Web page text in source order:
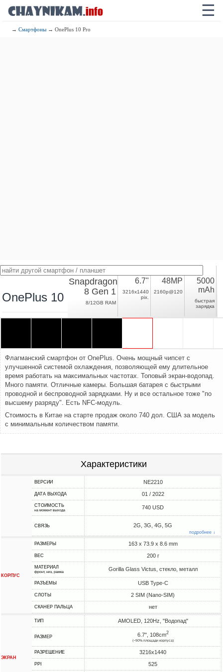
☰
→Смартфоны → OnePlus 10 Pro
OnePlus 10 Pro
Snapdragon
8 Gen 1
8/12GB RAM
6.7"
3216x1440
pix.
48MP
2160p@120
5000
mAh
быстрая
зарядка
Флагманский смартфон от OnePlus. Очень мощный чипсет с
улучшенной системой охлаждения, позволяющей ему длительное
время работать на максимальных частотах. Топовый экран-водопад.
Много памяти. Отличные камеры. Большая батарея с быстрыми
проводной и беспроводной зарядками. Ну и все остальное тоже "по
высшему разряду". Есть NFC-модуль.
Стоимость в Китае на старте продаж около 740 дол. США за модель
с минимальным количеством памяти.
Характеристики
ВЕРСИИ NE2210
ДАТА ВЫХОДА 01 / 2022
СТОИМОСТЬ
на момент выхода 740 USD
СВЯЗЬ 2G, 3G, 4G, 5G
подробнее ↓
КОРПУС
РАЗМЕРЫ 163 x 73.9 x 8.6 mm
ВЕС 200 г
МАТЕРИАЛ
фронт, низ, рамка Gorilla Glass Victus, стекло, металл
РАЗЪЕМЫ USB Type-C
СЛОТЫ 2 SIM (Nano-SIM)
СКАНЕР ПАЛЬЦА нет
ЭКРАН
ТИП AMOLED, 120Hz, "Водопад"
РАЗМЕР 6.7", 108cm2
(~90% площади корпуса)
РАЗРЕШЕНИЕ 3216x1440
PPI 525